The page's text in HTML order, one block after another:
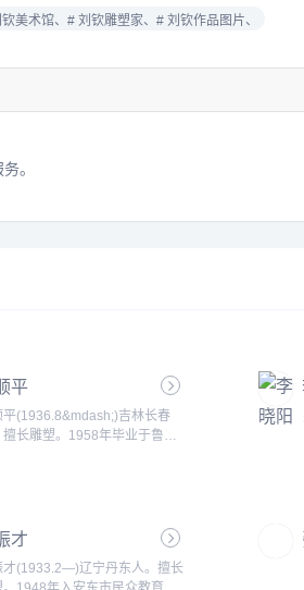
美术馆、 # 刘钦雕塑家、 # 刘钦作品图片、
。
平
平(1936.8&mdash;)吉林长春
擅长雕塑。1958年毕业于鲁迅
院雕塑系副主任、副教授。作品
等。出版有《现代环境雕塑设
才
才(1933.2—)辽宁丹东人。擅长